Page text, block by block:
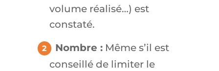
volume réalisé…) est
constaté.
Nombre :Même s’il est
conseillé de limiter le